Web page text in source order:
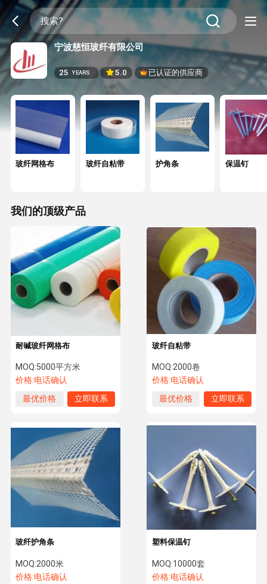
宁波慈恒玻纤有限公司
25 YEARS 5.0 已认证的供应商
玻纤网格布 玻纤自粘带 护角条 保温钉
我们的顶级产品
耐碱玻纤网格布
MOQ:5000平方米
价格:电话确认
最优价格
立即联系
玻纤自粘带
MOQ:2000卷
价格:电话确认
最优价格
立即联系
玻纤护角条
MOQ:2000米
价格:电话确认
塑料保温钉
MOQ:10000套
价格:电话确认